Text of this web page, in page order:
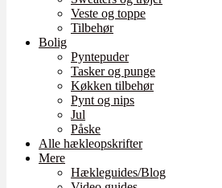
Veste og toppe
Tilbehør
Bolig
Pyntepuder
Tasker og punge
Køkken tilbehør
Pynt og nips
Jul
Påske
Alle hækleopskrifter
Mere
Hækleguides/Blog